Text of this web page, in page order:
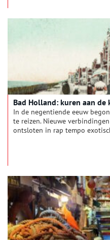
Bad Holland: kuren aan de
In de negentiende eeuw
te reizen. Nieuwe
ontsloten in rap tempo